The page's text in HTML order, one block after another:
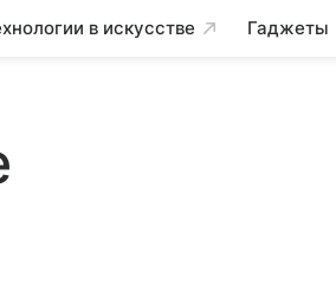
в искусстве Гаджеты